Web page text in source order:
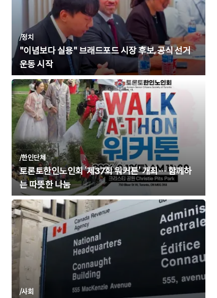
/정치
"이념보다 실용" 브래드포드 시장 후보, 공식 선거
운동 시작
/한인단체
토론토한인노인회 ‘제37회 워커톤’ 개최… 함께하
는 따뜻한 나눔
/사회